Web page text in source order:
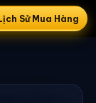
Sử Mua Hàng